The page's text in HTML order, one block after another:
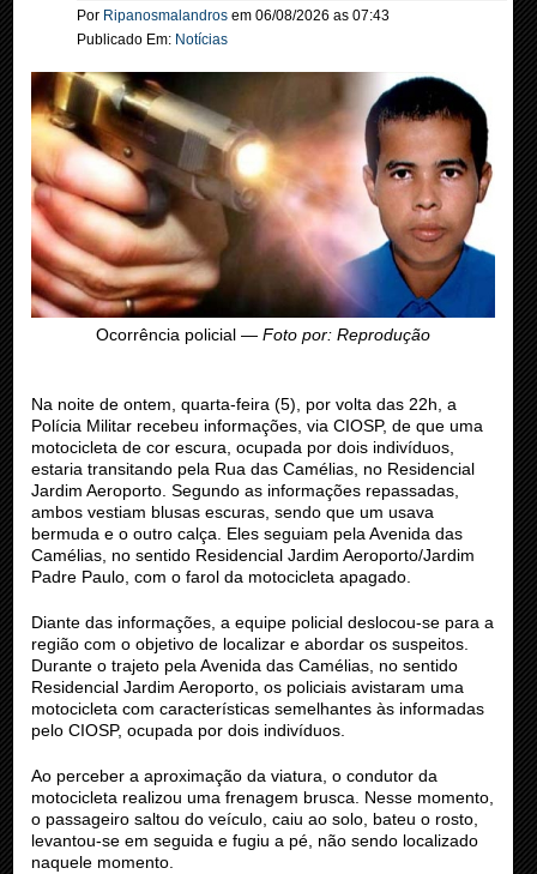
Por Ripanosmalandros em 06/08/2026 as 07:43
Publicado Em: Notícias
Ocorrência policial —Foto por: Reprodução
Na noite de ontem, quarta-feira (5), por volta das 22h, a
Polícia Militar recebeu informações, via CIOSP, de que uma
motocicleta de cor escura, ocupada por dois indivíduos,
estaria transitando pela Rua das Camélias, no Residencial
Jardim Aeroporto. Segundo as informações repassadas,
ambos vestiam blusas escuras, sendo que um usava
bermuda e o outro calça. Eles seguiam pela Avenida das
Camélias, no sentido Residencial Jardim Aeroporto/Jardim
Padre Paulo, com o farol da motocicleta apagado.
Diante das informações, a equipe policial deslocou-se para a
região com o objetivo de localizar e abordar os suspeitos.
Durante o trajeto pela Avenida das Camélias, no sentido
Residencial Jardim Aeroporto, os policiais avistaram uma
motocicleta com características semelhantes às informadas
pelo CIOSP, ocupada por dois indivíduos.
Ao perceber a aproximação da viatura, o condutor da
motocicleta realizou uma frenagem brusca. Nesse momento,
o passageiro saltou do veículo, caiu ao solo, bateu o rosto,
levantou-se em seguida e fugiu a pé, não sendo localizado
naquele momento.